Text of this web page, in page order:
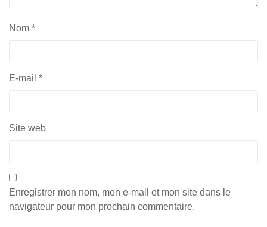
Nom *
E-mail *
Site web
Enregistrer mon nom, mon e-mail et mon site dans le
navigateur pour mon prochain commentaire.